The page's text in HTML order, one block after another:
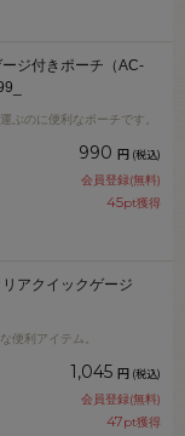
ジ付きポーチ（AC-
ぶのに便利なポーチです。
990 円 (税込)
会員登録(無料)
45pt獲得
アクイックゲージ
便利アイテム。
1,045 円 (税込)
会員登録(無料)
47pt獲得